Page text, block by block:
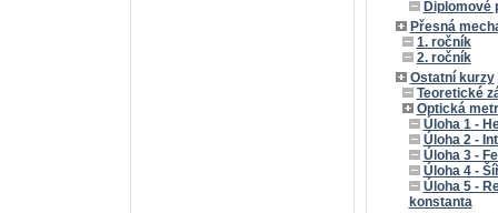
Diplomové
Přesná
1. ročník
2. ročník
Ostatní kurzy
Teoretické
Optická
Úloha 1 -
Úloha 2 -
Úloha 3 -
Úloha 4 -
Úloha 5 -
konstanta